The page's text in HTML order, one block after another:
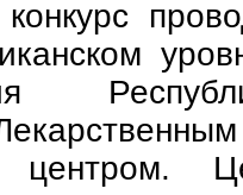
центром.